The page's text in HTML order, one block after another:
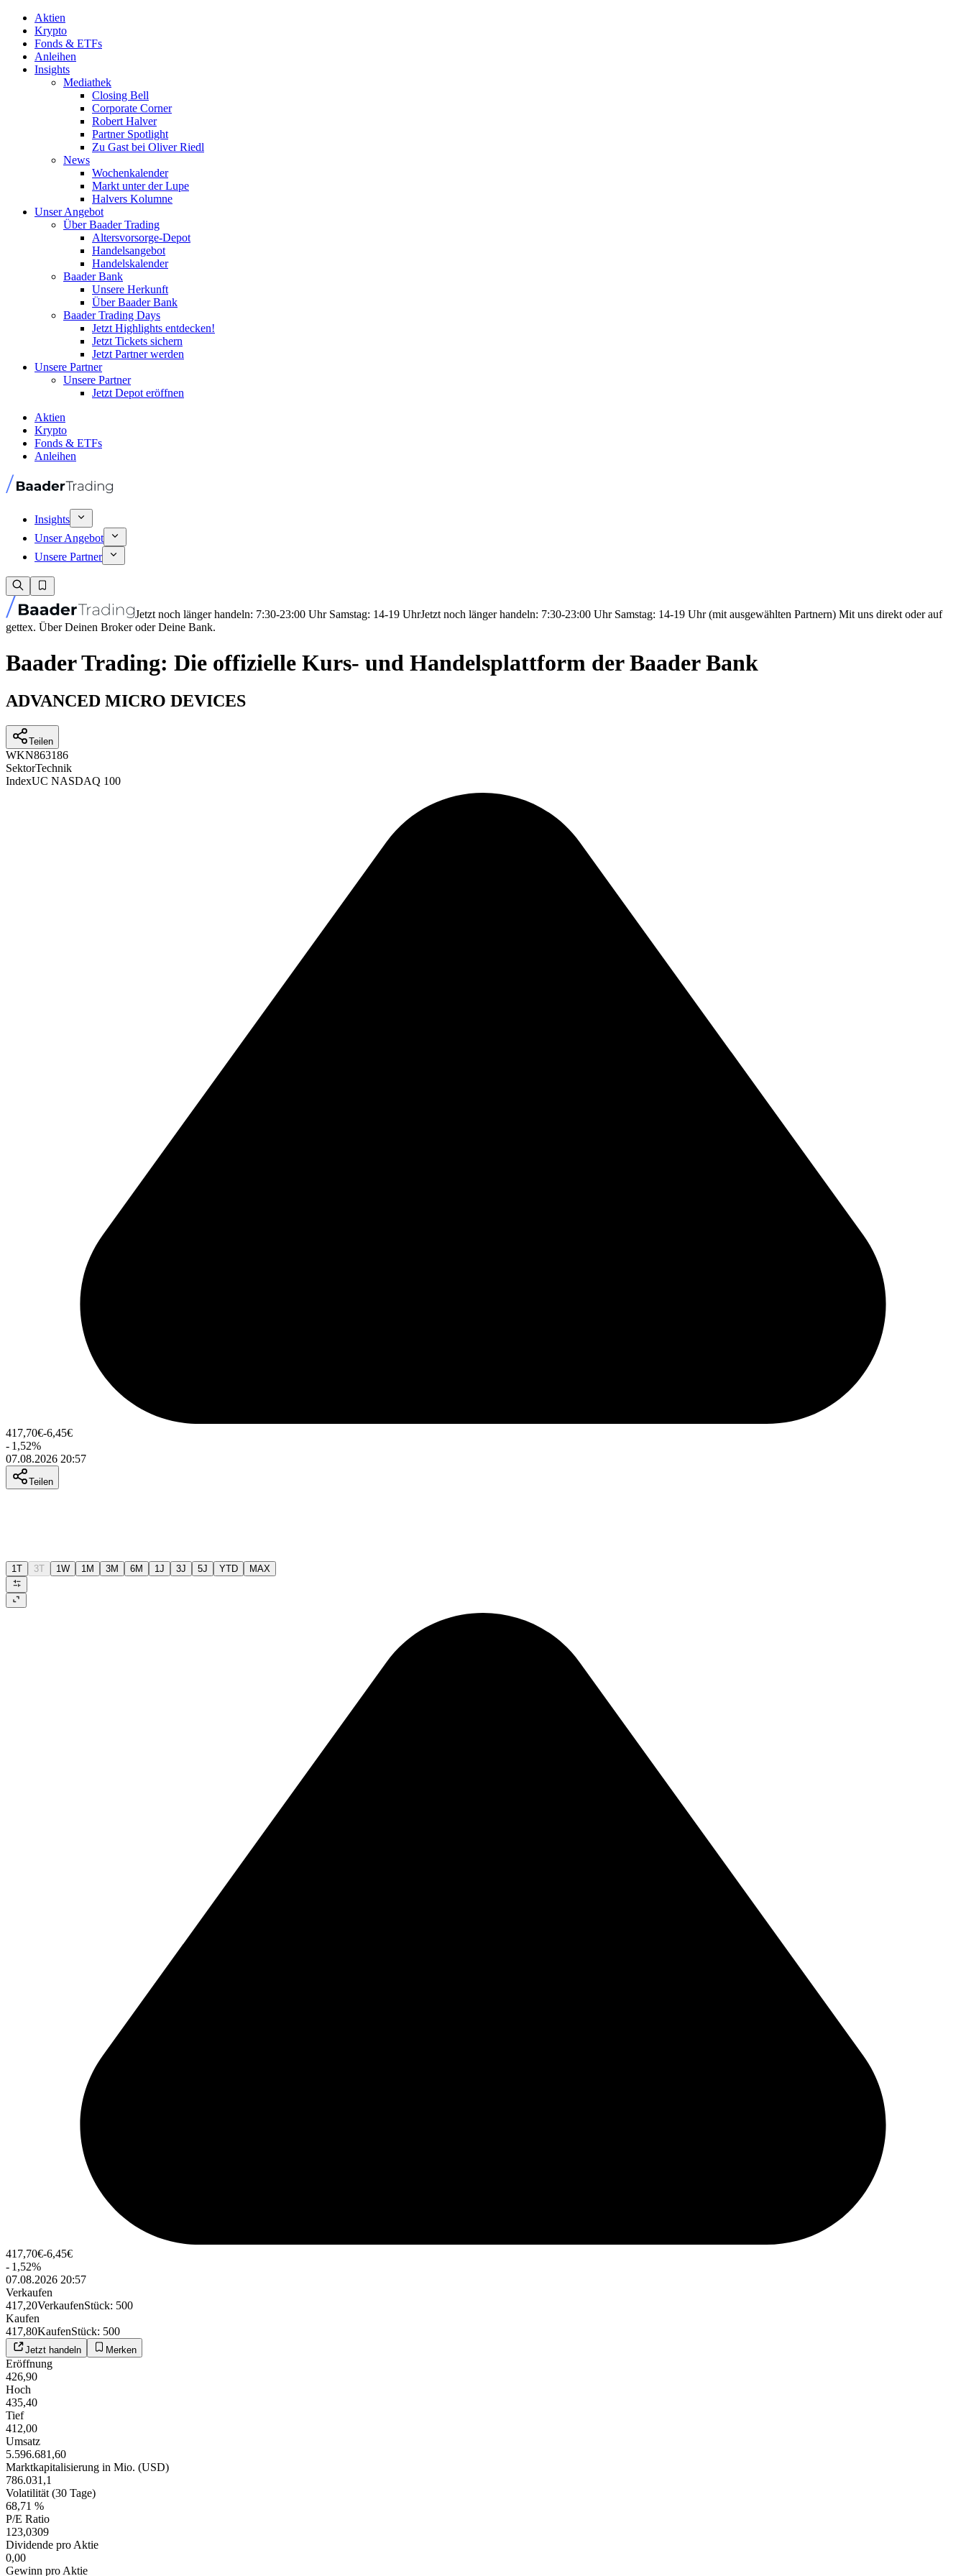
Aktien
Krypto
Fonds & ETFs
Anleihen
Insights
Mediathek
Closing Bell
Corporate Corner
Robert Halver
Partner Spotlight
Zu Gast bei Oliver Riedl
News
Wochenkalender
Markt unter der Lupe
Halvers Kolumne
Unser Angebot
Über Baader Trading
Altersvorsorge-Depot
Handelsangebot
Handelskalender
Baader Bank
Unsere Herkunft
Über Baader Bank
Baader Trading Days
Jetzt Highlights entdecken!
Jetzt Tickets sichern
Jetzt Partner werden
Unsere Partner
Unsere Partner
Jetzt Depot eröffnen
Aktien
Krypto
Fonds & ETFs
Anleihen
Insights
Unser Angebot
Unsere Partner
Jetzt noch länger handeln: 7:30-23:00 Uhr Samstag: 14-19 UhrJetzt noch länger handeln: 7:30-23:00 Uhr Samstag: 14-19 Uhr (mit ausgewählten Partnern) Mit uns direkt oder auf
gettex. Über Deinen Broker oder Deine Bank.
Baader Trading: Die offizielle Kurs- und Handelsplattform der Baader Bank
ADVANCED MICRO DEVICES
Teilen
WKN863186
SektorTechnik
IndexUC NASDAQ 100
417,70€-6,45€
- 1,52%
07.08.2026 20:57
Teilen
1T 3T 1W 1M 3M 6M 1J 3J 5J YTD MAX
417,70€-6,45€
- 1,52%
07.08.2026 20:57
Verkaufen
417,20VerkaufenStück: 500
Kaufen
417,80KaufenStück: 500
Jetzt handeln Merken
Eröffnung
426,90
Hoch
435,40
Tief
412,00
Umsatz
5.596.681,60
Marktkapitalisierung in Mio. (USD)
786.031,1
Volatilität (30 Tage)
68,71 %
P/E Ratio
123,0309
Dividende pro Aktie
0,00
Gewinn pro Aktie